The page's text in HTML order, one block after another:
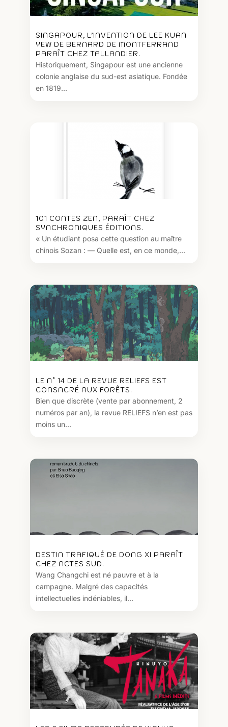
SINGAPOUR, L’INVENTION DE LEE KUAN
YEW DE BERNARD DE MONTFERRAND
PARAÎT CHEZ TALLANDIER.
Historiquement, Singapour est une ancienne
colonie anglaise du sud-est asiatique. Fondée
en 1819...
101 CONTES ZEN, PARAÎT CHEZ
SYNCHRONIQUES ÉDITIONS.
« Un étudiant posa cette question au maître
chinois Sozan : — Quelle est, en ce monde,...
LE N° 14 DE LA REVUE RELIEFS EST
CONSACRÉ AUX FORÊTS.
Bien que discrète (vente par abonnement, 2
numéros par an), la revue RELIEFS n’en est pas
moins un...
DESTIN TRAFIQUÉ DE DONG XI PARAÎT
CHEZ ACTES SUD.
Wang Changchi est né pauvre et à la
campagne. Malgré des capacités
intellectuelles indéniables, il...